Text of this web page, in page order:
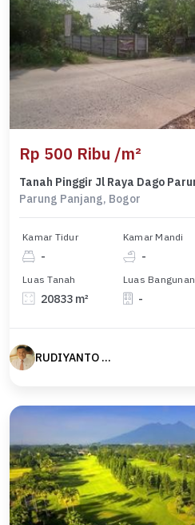
Rp 500 Ribu /m²
Parung Panjang, Bogor
Kamar Tidur
-
Kamar Mandi
-
Luas Tanah
20833 m²
Luas Bangunan
-
RUDIYANTO yanto